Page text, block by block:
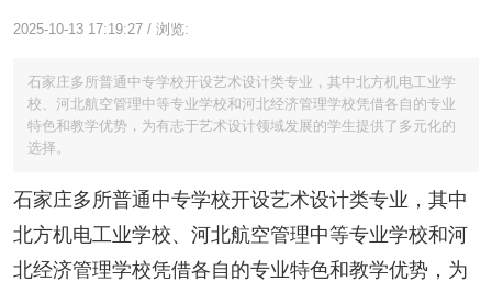
2025-10-13 17:19:27 / 浏览:
石家庄多所普通中专学校开设艺术设计类专业，其中北方机电工业学
校、河北航空管理中等专业学校和河北经济管理学校凭借各自的专业
特色和教学优势，为有志于艺术设计领域发展的学生提供了多元化的
选择。
石家庄多所普通中专学校开设艺术设计类专业，其中
北方机电工业学校、河北航空管理中等专业学校和河
北经济管理学校凭借各自的专业特色和教学优势，为